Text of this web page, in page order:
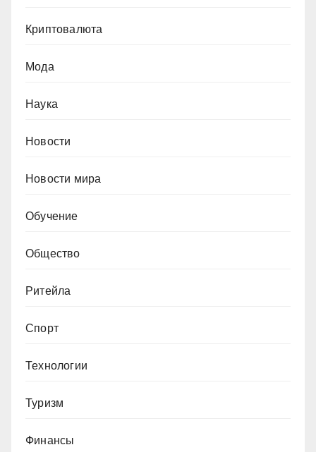
Криптовалюта
Мода
Наука
Новости
Новости мира
Обучение
Общество
Ритейла
Спорт
Технологии
Туризм
Финансы